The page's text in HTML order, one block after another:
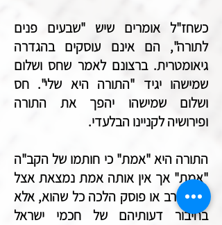
כשחז"ל אומרים שיש "שבעים פנים
לתורה", הם אינם עוסקים בהגדרה
גיאומטרית. ברצונם לאמר שחס ושלום
שמישהו יגיד "התורה היא שלי". חס
ושלום שמישהו יהפך את התורה
ופירושיה לקניינו הבלעדי.
התורה היא "אמת" כי חותמו של הקב"ה
"אמת" אך אין אותה אמת נמצאת אצל
פרשן, רב או פוסק הלכה כל שהוא, אלא
בחיבור דעותיהם של חכמי ישראל